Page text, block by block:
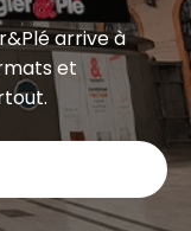
arrive à
et